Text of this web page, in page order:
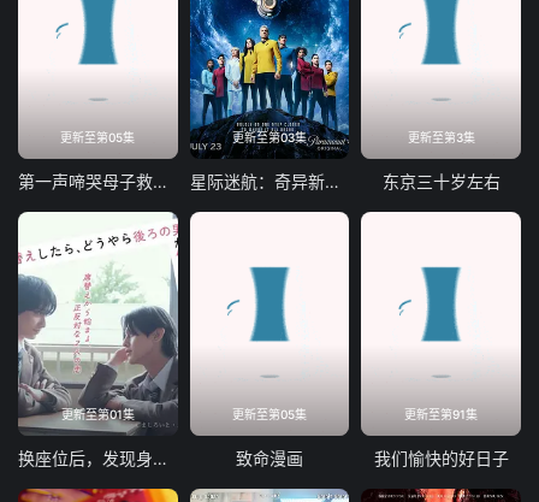
更新至第05集
第一声啼哭母子救命急救班
更新至第03集
星际迷航：奇异新世界第四季
更新至第3集
东京三十岁左右
更新至第01集
换座位后，发现身后的男生好像喜欢我
更新至第05集
致命漫画
更新至第91集
我们愉快的好日子